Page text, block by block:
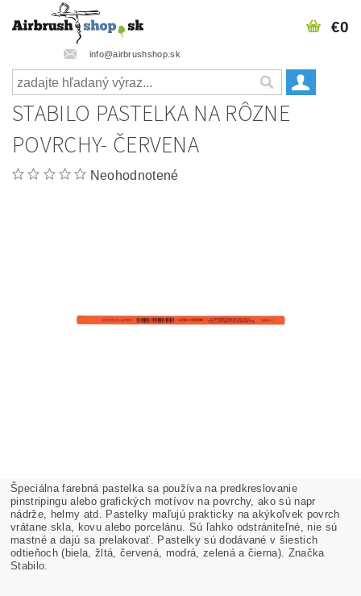
info@airbrushshop.sk
€0
STABILO PASTELKA NA RÔZNE
POVRCHY- ČERVENA
Neohodnotené
Špeciálna farebná pastelka sa používa na predkreslovanie
pinstripingu alebo grafických motívov na povrchy, ako sú napr
nádrže, helmy atd. Pastelky maľujú prakticky na akýkoľvek povrch
vrátane skla, kovu alebo porcelánu. Sú ľahko odstrániteľné, nie sú
mastné a dajú sa prelakovať. Pastelky sú dodávané v šiestich
odtieňoch (biela, žltá, červená, modrá, zelená a čierna). Značka
Stabilo.